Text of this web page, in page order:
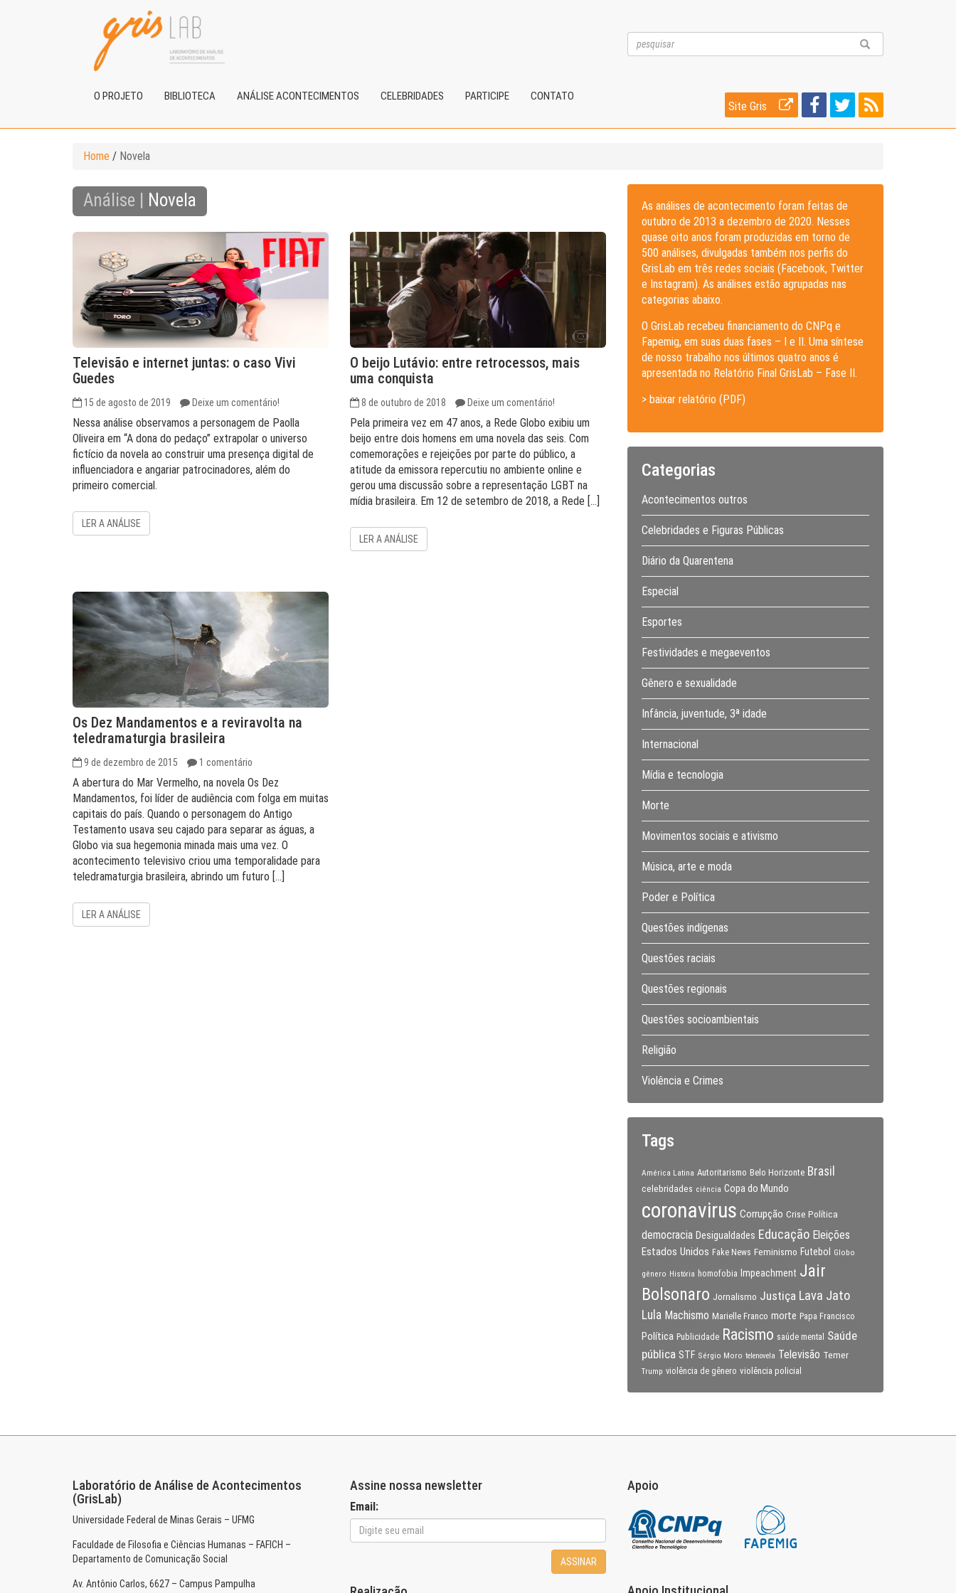
O PROJETO BIBLIOTECA ANÁLISE ACONTECIMENTOS CELEBRIDADES PARTICIPE CONTATO
Site Gris
Home / Novela
Análise | Novela
Televisão e internet juntas: o caso Vivi
Guedes
15 de agosto de 2019 Deixe um comentário!
Nessa análise observamos a personagem de Paolla
Oliveira em “A dona do pedaço” extrapolar o universo
fictício da novela ao construir uma presença digital de
influenciadora e angariar patrocinadores, além do
primeiro comercial.
LER A ANÁLISE
O beijo Lutávio: entre retrocessos, mais
uma conquista
8 de outubro de 2018 Deixe um comentário!
Pela primeira vez em 47 anos, a Rede Globo exibiu um
beijo entre dois homens em uma novela das seis. Com
comemorações e rejeições por parte do público, a
atitude da emissora repercutiu no ambiente online e
gerou uma discussão sobre a representação LGBT na
mídia brasileira. Em 12 de setembro de 2018, a Rede […]
LER A ANÁLISE
Os Dez Mandamentos e a reviravolta na
teledramaturgia brasileira
9 de dezembro de 2015 1 comentário
A abertura do Mar Vermelho, na novela Os Dez
Mandamentos, foi líder de audiência com folga em muitas
capitais do país. Quando o personagem do Antigo
Testamento usava seu cajado para separar as águas, a
Globo via sua hegemonia minada mais uma vez. O
acontecimento televisivo criou uma temporalidade para
teledramaturgia brasileira, abrindo um futuro […]
LER A ANÁLISE
As análises de acontecimento foram feitas de
outubro de 2013 a dezembro de 2020. Nesses
quase oito anos foram produzidas em torno de
500 análises, divulgadas também nos perfis do
GrisLab em três redes sociais (Facebook, Twitter
e Instagram). As análises estão agrupadas nas
categorias abaixo.
O GrisLab recebeu financiamento do CNPq e
Fapemig, em suas duas fases – I e II. Uma síntese
de nosso trabalho nos últimos quatro anos é
apresentada no Relatório Final GrisLab – Fase II.
> baixar relatório (PDF)
Categorias
Acontecimentos outros
Celebridades e Figuras Públicas
Diário da Quarentena
Especial
Esportes
Festividades e megaeventos
Gênero e sexualidade
Infância, juventude, 3ª idade
Internacional
Mídia e tecnologia
Morte
Movimentos sociais e ativismo
Música, arte e moda
Poder e Política
Questões indígenas
Questões raciais
Questões regionais
Questões socioambientais
Religião
Violência e Crimes
Tags
América Latina Autoritarismo Belo Horizonte Brasil
celebridades ciência Copa do Mundo
coronavirus Corrupção Crise Política
democracia Desigualdades Educação Eleições
Estados Unidos Fake News Feminismo Futebol Globo
gênero História homofobia Impeachment Jair
Bolsonaro Jornalismo Justiça Lava Jato
Lula Machismo Marielle Franco morte Papa Francisco
Política Publicidade Racismo saúde mental
Saúde
pública STF Sérgio Moro telenovela Televisão Temer
Trump violência de gênero violência policial
Laboratório de Análise de Acontecimentos
(GrisLab)
Universidade Federal de Minas Gerais – UFMG
Faculdade de Filosofia e Ciências Humanas – FAFICH –
Departamento de Comunicação Social
Av. Antônio Carlos, 6627 – Campus Pampulha
Assine nossa newsletter
Email:
ASSINAR
Apoio